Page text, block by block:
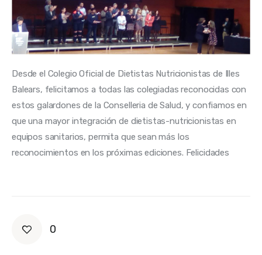
Desde el Colegio Oficial de Dietistas Nutricionistas de Illes
Balears, felicitamos a todas las colegiadas reconocidas con
estos galardones de la Conselleria de Salud, y confiamos en
que una mayor integración de dietistas-nutricionistas en
equipos sanitarios, permita que sean más los
reconocimientos en los próximas ediciones. Felicidades
0